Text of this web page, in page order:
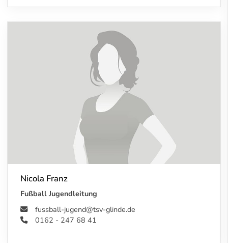
Nicola Franz
Fußball Jugendleitung
fussball-jugend@tsv-glinde.de
0162 - 247 68 41